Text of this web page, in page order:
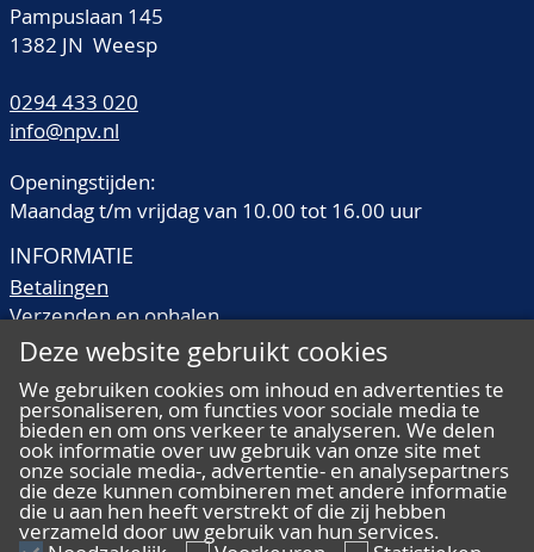
Pampuslaan 145
1382 JN Weesp
0294 433 020
info@npv.nl
Openingstijden:
Maandag t/m vrijdag van 10.00 tot 16.00 uur
INFORMATIE
Betalingen
Verzenden en ophalen
Veilingtermen
Kwaliteitsomschrijvingen
Veelgestelde vragen
ALGEMEEN
Deze website gebruikt cookies
We gebruiken cookies om inhoud en advertenties te
personaliseren, om functies voor sociale media te
bieden en om ons verkeer te analyseren. We delen
ook informatie over uw gebruik van onze site met
onze sociale media-, advertentie- en analysepartners
die deze kunnen combineren met andere informatie
die u aan hen heeft verstrekt of die zij hebben
verzameld door uw gebruik van hun services.